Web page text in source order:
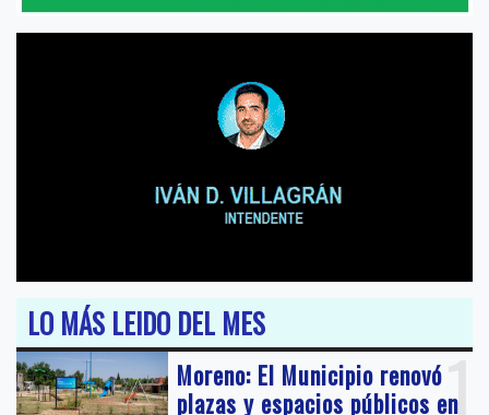
LO MÁS LEIDO DEL MES
1
Moreno: El Municipio renovó
plazas y espacios públicos en